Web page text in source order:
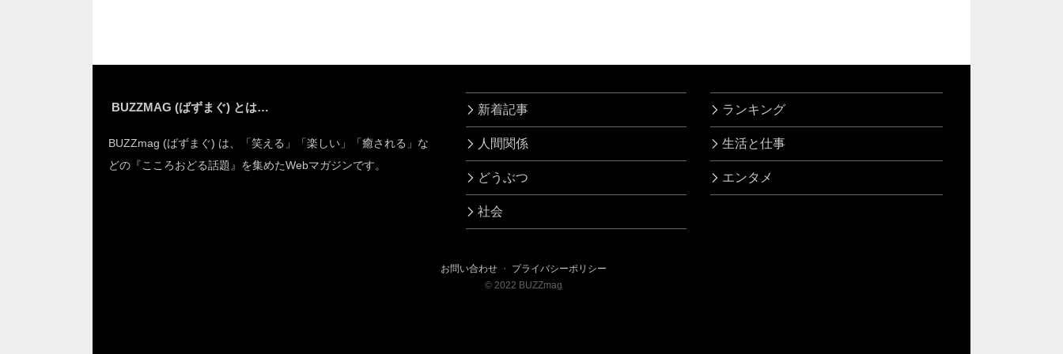
BUZZMAG (ばずまぐ) とは…
BUZZmag (ばずまぐ) は、「笑える」「楽しい」「癒される」な
どの『こころおどる話題』を集めたWebマガジンです。
新着記事
人間関係
どうぶつ
社会
ランキング
生活と仕事
エンタメ
お問い合わせ ・ プライバシーポリシー
© 2022 BUZZmag